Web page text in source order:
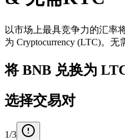
以市场上最具竞争力的汇率
为 Cryptocurrency (LTC)。
将 BNB 兑换为
选择交易对
1/3